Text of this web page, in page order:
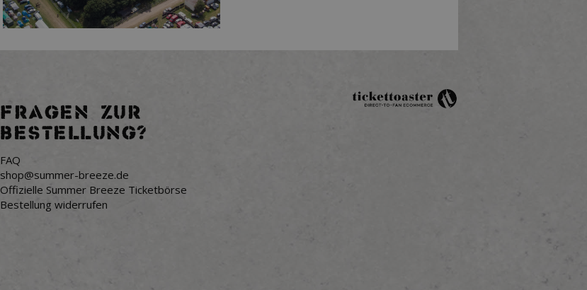
FRAGEN ZUR
BESTELLUNG?
FAQ
shop@summer-breeze.de
Offizielle Summer Breeze Ticketbörse
Bestellung widerrufen